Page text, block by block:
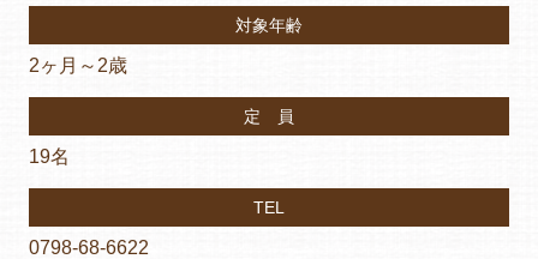
対象年齢
2ヶ月～2歳
定 員
19名
TEL
0798-68-6622